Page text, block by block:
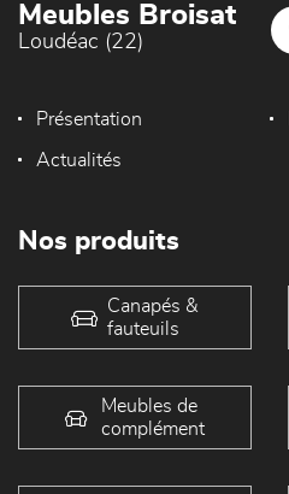
Meubles Broisat
Loudéac (22)
Présentation
Actualités
Nos produits
Canapés &
fauteuils
Meubles de
complément